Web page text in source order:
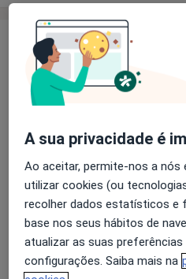
Experiência
Mestrado Integrado em
Medicina da Universidade de
Universitário de Coimbra
Internato de formação
Imunoalergologia no
(2013-2018)
Grau de Especialista em
maisSobre mim
Principais doenças tratadas
Asma Rinite Eczema
Conjuntivite Alérgica
A sua privacidade é
Ao aceitar, permite-nos a nós
utilizar cookies (ou
recolher dados estatísticos e
base nos seus hábitos de
atualizar as suas
configurações. Saiba mais na